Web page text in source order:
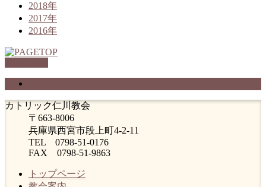
2018年
2017年
2016年
カトリック仁川教会
〒663-8006
兵庫県西宮市段上町4-2-11
TEL 0798-51-0176
FAX 0798-51-9863
トップページ